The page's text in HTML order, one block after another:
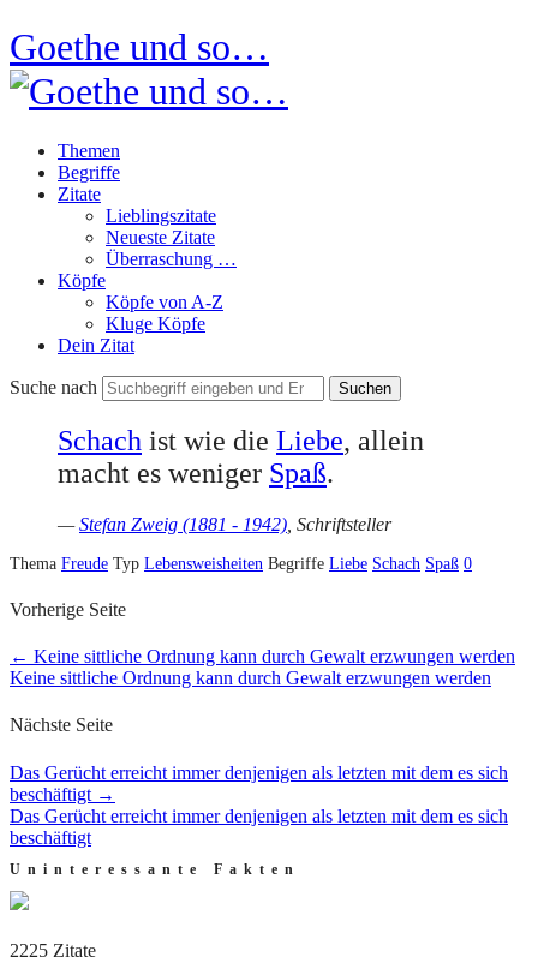
Goethe und so…
Themen
Begriffe
Zitate
Lieblingszitate
Neueste Zitate
Überraschung …
Köpfe
Köpfe von A-Z
Kluge Köpfe
Dein Zitat
Suche nach
Schach ist wie die Liebe, allein
macht es weniger Spaß.
—Stefan Zweig (1881 - 1942) , Schriftsteller
Thema Freude Typ Lebensweisheiten Begriffe Liebe Schach Spaß 0
Vorherige Seite
← Keine sittliche Ordnung kann durch Gewalt erzwungen werden
Keine sittliche Ordnung kann durch Gewalt erzwungen werden
Nächste Seite
Das Gerücht erreicht immer denjenigen als letzten mit dem es sich
beschäftigt →
Das Gerücht erreicht immer denjenigen als letzten mit dem es sich
beschäftigt
Uninteressante Fakten
2225 Zitate